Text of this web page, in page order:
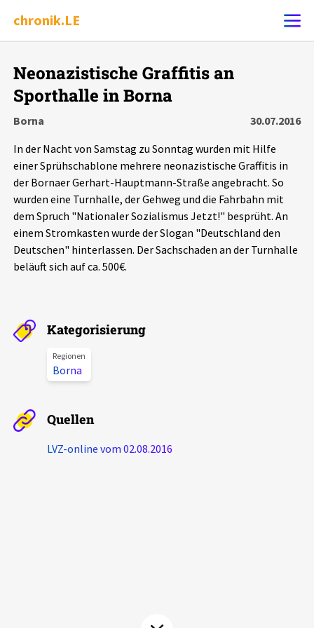
chronik.LE
Ereignis melden
Chronik
Dossiers
Leipziger Zustände
Schlaglichter
Aktuelles
Alle Beiträge
Pressemitteilungen
Podcasts
Über uns
Projektbeschreibung
Neonazistische Graffitis an
Sporthalle in Borna
Borna
30.07.2016
In der Nacht von Samstag zu Sonntag wurden mit Hilfe
einer Sprühschablone mehrere neonazistische Graffitis in
der Bornaer Gerhart-Hauptmann-Straße angebracht. So
wurden eine Turnhalle, der Gehweg und die Fahrbahn mit
dem Spruch "Nationaler Sozialismus Jetzt!" besprüht. An
einem Stromkasten wurde der Slogan "Deutschland den
Deutschen" hinterlassen. Der Sachschaden an der Turnhalle
beläuft sich auf ca. 500€.
Kategorisierung
Regionen
Borna
Quellen
LVZ-online vom 02.08.2016
Alle Ereignisse
7502 Ereignisse
Ereignisse
Exportieren ? Filter Erklärungen